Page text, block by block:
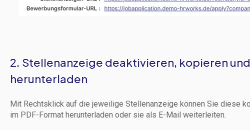
2. Stellenanzeige deaktivieren, kopieren und
herunterladen
Mit Rechtsklick auf die jeweilige Stellenanzeige können Sie diese
im PDF-Format herunterladen oder sie als E-Mail weiterleiten.